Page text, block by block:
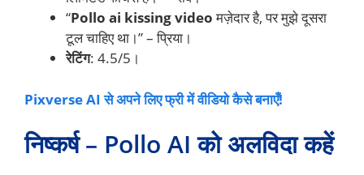
“Pollo ai kissing videoमज़ेदार है, पर मुझे दूसरा
टूल चाहिए था।” – प्रिया।
रेटिंग: 4.5/5।
Pixverse AI से अपने लिए फ्री में वीडियो कैसे बनाएँ!
निष्कर्ष – Pollo AI को अलविदा कहें